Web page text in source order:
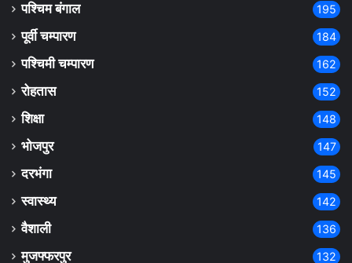
पश्चिम बंगाल 195
पूर्वी चम्पारण 184
पश्चिमी चम्पारण 162
रोहतास 152
शिक्षा 148
भोजपुर 147
दरभंगा 145
स्वास्थ्य 142
वैशाली 136
मुजफ्फरपुर 132